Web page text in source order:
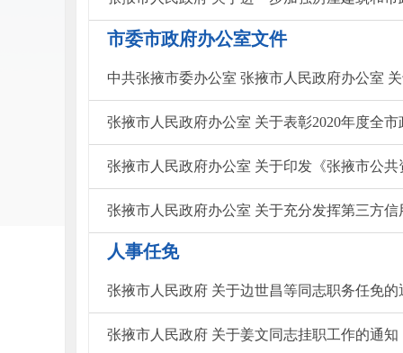
市委市政府办公室文件
张掖市人民政府办公室 关于表彰2020年度全
张掖市人民政府办公室 关于印发《张掖市公
人事任免
张掖市人民政府 关于边世昌等同志职务任免的
张掖市人民政府 关于姜文同志挂职工作的通知